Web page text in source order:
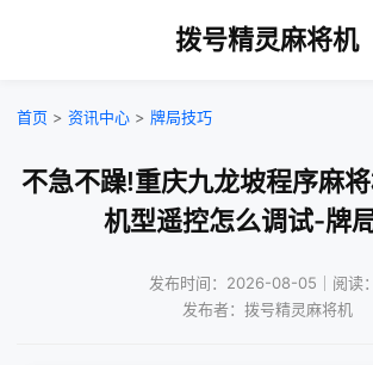
拨号精灵麻将机
首页 > 资讯中心 > 牌局技巧
不急不躁!重庆九龙坡程序麻
机型遥控怎么调试-牌
发布时间：2026-08-05｜阅读
发布者：拨号精灵麻将机